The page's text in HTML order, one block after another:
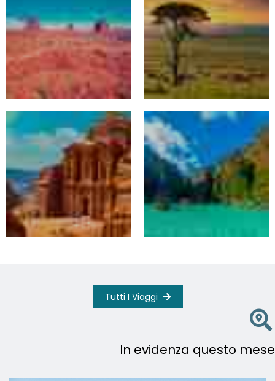
Tutti I Viaggi
In evidenza questo mese